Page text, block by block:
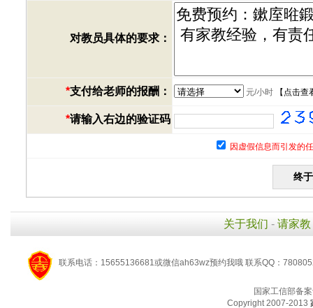
对教员具体的要求：
*支付给老师的报酬： 元/小时【 点击查
*请输入右边的验证码
因虚假信息而引发的
关于我们 - 请家教
联系电话：15655136681或微信ah63wz预约我哦 联系QQ：
国家工信部备
Copyright 2007-2013